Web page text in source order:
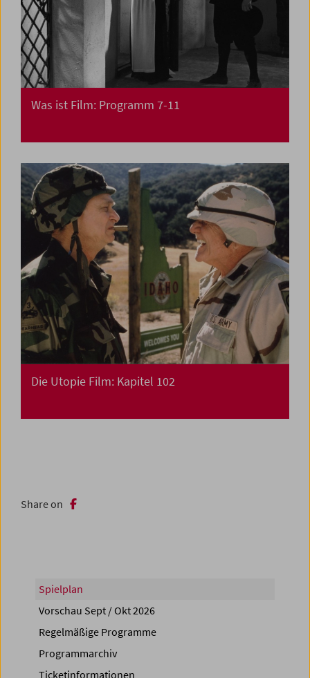
Was ist Film: Programm 7-11
Die Utopie Film: Kapitel 102
Share on
Spielplan
Vorschau Sept / Okt 2026
Regelmäßige Programme
Programmarchiv
Ticketinformationen